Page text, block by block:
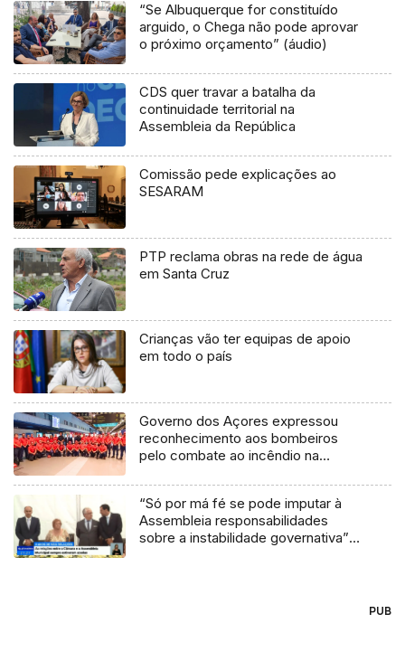
“Se Albuquerque for constituído
arguido, o Chega não pode aprovar
o próximo orçamento” (áudio)
CDS quer travar a batalha da
continuidade territorial na
Assembleia da República
Comissão pede explicações ao
SESARAM
PTP reclama obras na rede de água
em Santa Cruz
Crianças vão ter equipas de apoio
em todo o país
Governo dos Açores expressou
reconhecimento aos bombeiros
pelo combate ao incêndio na
“Só por má fé se pode imputar à
Assembleia responsabilidades
sobre a instabilidade governativa”
PUB